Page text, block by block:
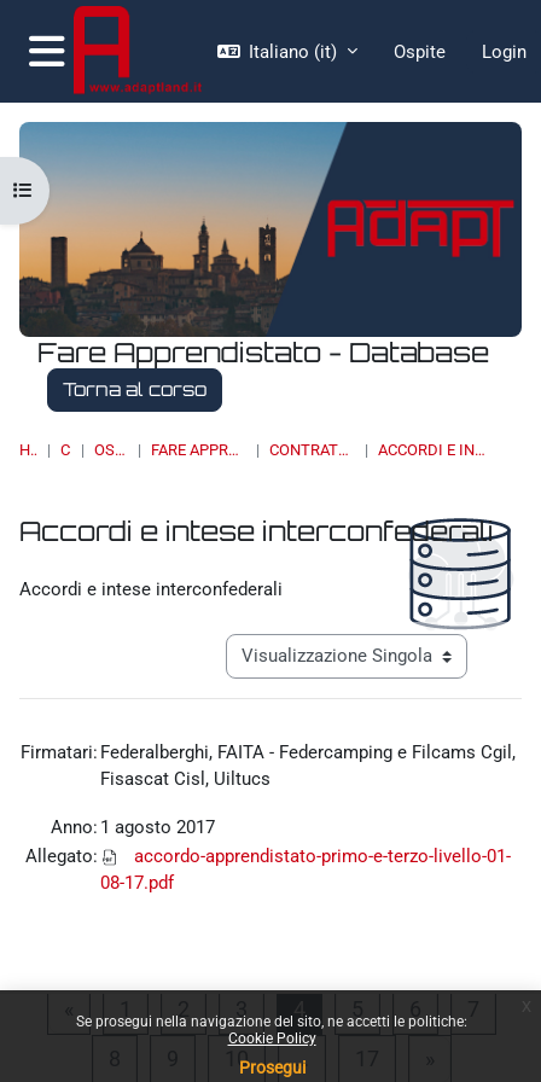
Vai al contenuto principale
Se prosegui nella navigazione del sito, ne accetti le politiche:
Cookie Policy
Prosegui
Pannello laterale
Italiano ‎(it)‎ Ospite Login
Fare Apprendistato - Database
Torna al corso
HOME CORSI OSSERVATORI FARE APPRENDISTATO - DATABASE CONTRATTAZIONE COLLETTIVA ACCORDI E INTESE INTERCONFEDERALI
Apri indice del corso
Accordi e intese interconfederali
Accordi e intese interconfederali
Navigazione terziaria modalità
Firmatari: Federalberghi, FAITA - Federcamping e Filcams Cgil,
Fisascat Cisl, Uiltucs
Anno: 1 agosto 2017
Allegato:
accordo-apprendistato-primo-e-terzo-livello-01-
08-17.pdf
Pagina precedente
Pagina 1Pagina 2
3 Pagina 3Pagina 4Pagina 5Pagina 6
Pagina 9
10Pagina 10
…